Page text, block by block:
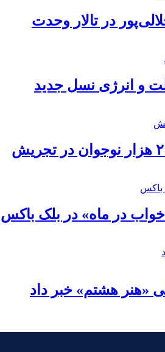
در تالار وحدت
و انرژی نسل جدید
در ماه» در بلک باکس
«هنر هشتم» خبر داد